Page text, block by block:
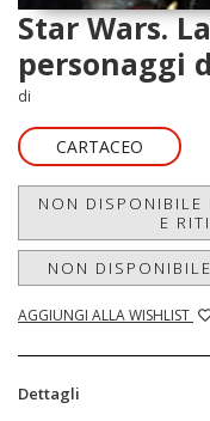
Star Wars.
personaggi
di
CARTACEO
NON DISPONIBILE
E
NON
AGGIUNGI ALLA WISHLIST
Dettagli